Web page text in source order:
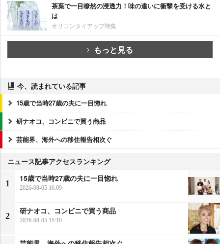
茶葉で一目瞭然の浸透力！味の違いに衝撃を受ける水と
は
オリコンタイアップ特集
もっと見る
今、読まれている記事
15歳で当時27歳の夫に一目惚れ
研ナオコ、コンビニで買う商品
芸能界、海外への移住報告相次ぐ
ニュース記事アクセスランキング
1
15歳で当時27歳の夫に一目惚れ
2026-08-05 16:09
2
研ナオコ、コンビニで買う商品
2026-08-05 15:10